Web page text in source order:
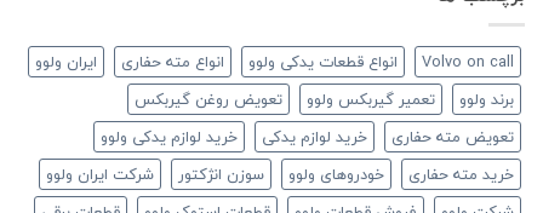
Volvo on call انواع قطعات یدکی ولوو انواع مته حفاری
ایران ولوو
برند ولوو
تعمیر گیربکس ولوو
تعویض روغن گیربکس
تعویض مته حفاری
خرید لوازم یدکی
خرید لوازم یدکی ولوو
خرید مته حفاری
خودروهای ولوو سوزن انژکتور
شرکت ایران ولوو